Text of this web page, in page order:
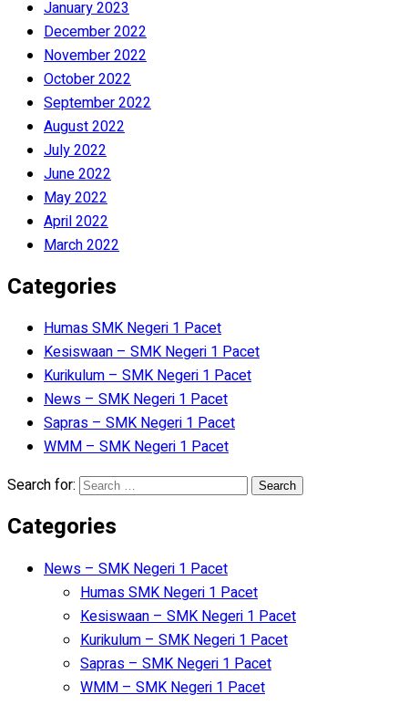
January 2023
December 2022
November 2022
October 2022
September 2022
August 2022
July 2022
June 2022
May 2022
April 2022
March 2022
Categories
Humas SMK Negeri 1 Pacet
Kesiswaan – SMK Negeri 1 Pacet
Kurikulum – SMK Negeri 1 Pacet
News – SMK Negeri 1 Pacet
Sapras – SMK Negeri 1 Pacet
WMM – SMK Negeri 1 Pacet
Search for:
Categories
News – SMK Negeri 1 Pacet
Humas SMK Negeri 1 Pacet
Kesiswaan – SMK Negeri 1 Pacet
Kurikulum – SMK Negeri 1 Pacet
Sapras – SMK Negeri 1 Pacet
WMM – SMK Negeri 1 Pacet